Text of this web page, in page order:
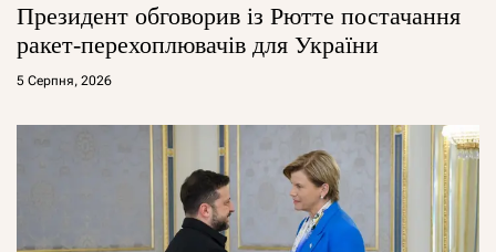
Президент обговорив із Рютте постачання
ракет-перехоплювачів для України
5 Серпня, 2026